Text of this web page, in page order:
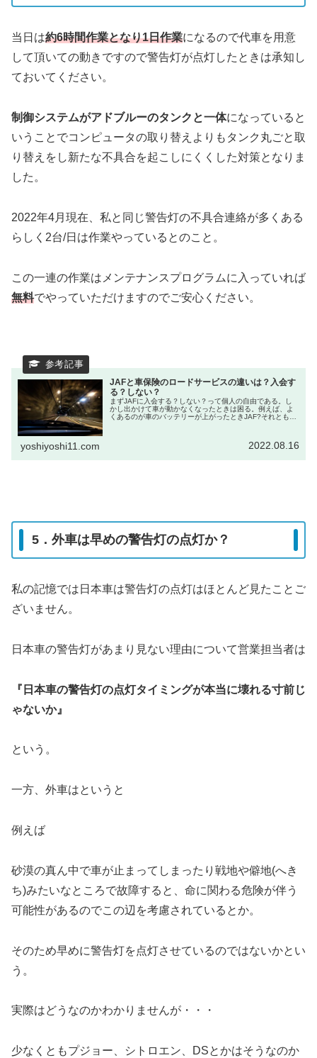
当日は約6時間作業となり1日作業になるので代車を用意
して頂いての動きですので警告灯が点灯したときは承知し
ておいてください。
制御システムがアドブルーのタンクと一体になっていると
いうことでコンピュータの取り替えよりもタンク丸ごと取
り替えをし新たな不具合を起こしにくくした対策となりま
した。
2022年4月現在、私と同じ警告灯の不具合連絡が多くある
らしく2台/日は作業やっているとのこと。
この一連の作業はメンテナンスプログラムに入っていれば
無料でやっていただけますのでご安心ください。
JAFと車保険のロードサービスの違いは？入会す
る？しない？
まずJAFに入会する？しない？って個人の自由である。し
かし出かけて車が動かなくなったときは困る。例えば、よ
くあるのが車のバッテリーが上がったときJAF?それとも車
yoshiyoshi11.com 2022.08.16
5．外車は早めの警告灯の点灯か？
私の記憶では日本車は警告灯の点灯はほとんど見たことご
ざいません。
日本車の警告灯があまり見ない理由について営業担当者は
『日本車の警告灯の点灯タイミングが本当に壊れる寸前じ
ゃないか』
という。
一方、外車はというと
例えば
砂漠の真ん中で車が止まってしまったり戦地や僻地(へき
ち)みたいなところで故障すると、命に関わる危険が伴う
可能性があるのでこの辺を考慮されているとか。
そのため早めに警告灯を点灯させているのではないかとい
う。
実際はどうなのかわかりませんが・・・
少なくともプジョー、シトロエン、DSとかはそうなのか